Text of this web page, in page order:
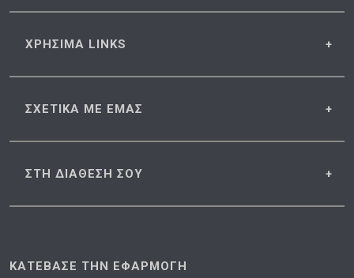
ΧΡΗΣΙΜΑ LINKS
ΣΧΕΤΙΚΑ ΜΕ ΕΜΑΣ
ΣΤΗ ΔΙΑΘΕΣΗ ΣΟΥ
ΚΑΤΕΒΑΣΕ ΤΗΝ ΕΦΑΡΜΟΓΗ